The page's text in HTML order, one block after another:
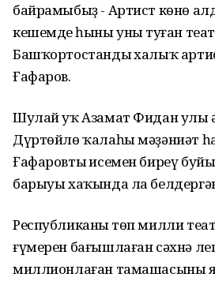
байрамыбыҙ - Артист көнө
кешемдең һыны уның туған
Башҡортостандың халыҡ
Ғафаров.
Шулай уҡ Азамат Фидан улы
Дүртөйлө ҡалаһы мәҙәниәт
Ғафаровтың исемен биреү
барыуы хаҡында ла
Республиканың төп милли
ғүмерен бағышлаған сәхнә
миллионлаған тамашасының